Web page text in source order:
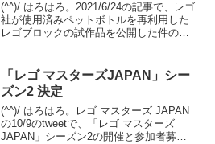
(^^)/ はろはろ。2021/6/24の記事で、レゴ
社が使用済みペットボトルを再利用した
レゴブロックの試作品を公開した件の続
先ほどまで記事が見え...
「レゴ マスターズJAPAN」シー
ズン2 決定
(^^)/ はろはろ。レゴ マスターズ JAPAN
の10/9のtweetで、「レゴ マスターズ
JAPAN」シーズン2の開催と参加者募集